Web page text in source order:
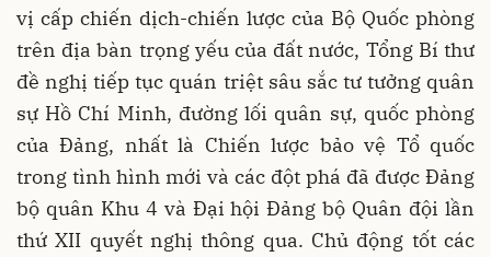
vị cấp chiến dịch-chiến lược của Bộ Quốc phòng
trên địa bàn trọng yếu của đất nước, Tổng Bí thư
đề nghị tiếp tục quán triệt sâu sắc tư tưởng quân
sự Hồ Chí Minh, đường lối quân sự, quốc phòng
của Đảng, nhất là Chiến lược bảo vệ Tổ quốc
trong tình hình mới và các đột phá đã được Đảng
bộ quân Khu 4 và Đại hội Đảng bộ Quân đội lần
thứ XII quyết nghị thông qua. Chủ động tốt các